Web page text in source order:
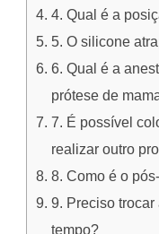
4. Qual é a
5. O silicone
6. Qual é a
prótese de
7. É possível
realizar outro
8. Como é o
9. Preciso
tempo?